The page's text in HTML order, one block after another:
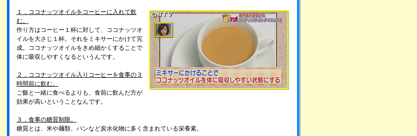
１，ココナッツオイルをコーヒーに入れて飲
む。
作り方はコーヒー１杯に対して、ココナッツオ
イルを大さじ１杯。それをミキサーにかけて完
成。ココナッツオイルをきめ細かくすることで
体に吸収しやすくなるというんです。
２，ココナッツオイル入りコーヒーを食事の３
時間前に飲む。
ご飯と一緒に食べるよりも、食前に飲んだ方が
効果が高いということなんです。
３，食事の糖質制限。
糖質とは、米や麺類、パンなど炭水化物に多く含まれている栄養素。